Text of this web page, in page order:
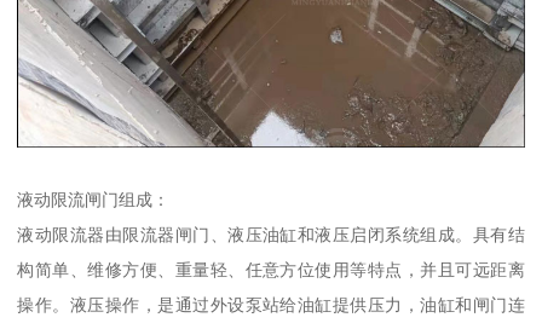
液动限流闸门组成：
液动限流器由限流器闸门、液压油缸和液压启闭系统组成。具有结
构简单、维修方便、重量轻、任意方位使用等特点，并且可远距离
操作。液压操作，是通过外设泵站给油缸提供压力，油缸和闸门连